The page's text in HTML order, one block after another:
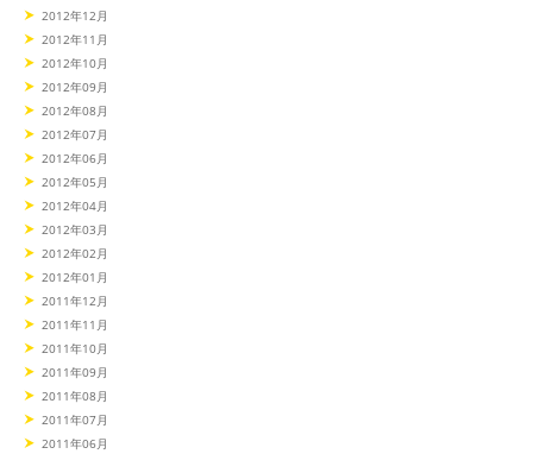
2012年12月
2012年11月
2012年10月
2012年09月
2012年08月
2012年07月
2012年06月
2012年05月
2012年04月
2012年03月
2012年02月
2012年01月
2011年12月
2011年11月
2011年10月
2011年09月
2011年08月
2011年07月
2011年06月